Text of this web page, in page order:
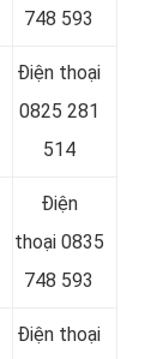
748 593
Điện thoại
0825 281
514
Điện
thoại0835
748 593
Điện thoại